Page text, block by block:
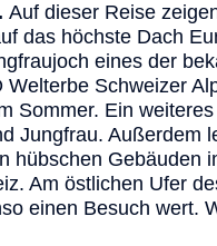
Auf dieser Reise
das höchste Dach
eines der
Schweizer
Sommer. Ein
Jungfrau. Außerdem
hübschen Gebäuden
Am östlichen Ufer
einen Besuch wert.